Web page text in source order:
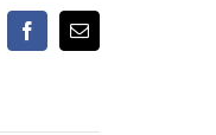
FacebookEmail